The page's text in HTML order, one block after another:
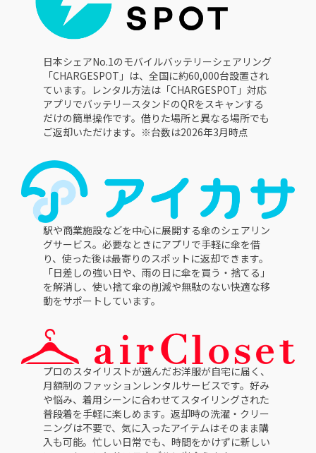
日本シェアNo.1のモバイルバッテリーシェアリング
「CHARGESPOT」は、全国に約60,000台設置され
ています。レンタル方法は「CHARGESPOT」対応
アプリでバッテリースタンドのQRをスキャンする
だけの簡単操作です。借りた場所と異なる場所でも
ご返却いただけます。※台数は2026年3月時点
駅や商業施設などを中心に展開する傘のシェアリン
グサービス。必要なときにアプリで手軽に傘を借
り、使った後は最寄りのスポットに返却できます。
「日差しの強い日や、雨の日に傘を買う・捨てる」
を解消し、使い捨て傘の削減や無駄のない快適な移
動をサポートしています。
プロのスタイリストが選んだお洋服が自宅に届く、
月額制のファッションレンタルサービスです。好み
や悩み、着用シーンに合わせてスタイリングされた
普段着を手軽に楽しめます。返却時の洗濯・クリー
ニングは不要で、気に入ったアイテムはそのまま購
入も可能。忙しい日常でも、時間をかけずに新しい